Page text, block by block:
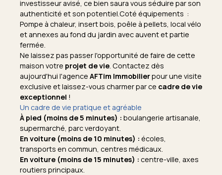
investisseur avisé, ce bien saura vous séduire par son
authenticité et son potentiel.Coté équipements :
Pompe à chaleur, insert bois, poêle à pellets, local vélo
et annexes au fond du jardin avec auvent et partie
fermée.
Ne laissez pas passer l'opportunité de faire de cette
maison votre projet de vie . Contactez dès
aujourd'hui l'agence AFTim Immobilierpour une visite
exclusive et laissez-vous charmer par ce cadre de vie
exceptionnel !
Un cadre de vie pratique et agréable
À pied (moins de 5 minutes) : boulangerie artisanale,
supermarché, parc verdoyant.
En voiture (moins de 10 minutes) : écoles,
transports en commun, centres médicaux.
En voiture (moins de 15 minutes) : centre-ville, axes
routiers principaux.